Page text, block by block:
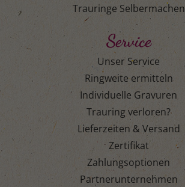
Trauringe Selbermachen
Service
Unser Service
Ringweite ermitteln
Individuelle Gravuren
Trauring verloren?
Lieferzeiten & Versand
Zertifikat
Zahlungsoptionen
Partnerunternehmen